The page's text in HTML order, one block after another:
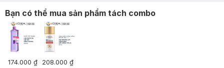
Bạn có thể mua sản phẩm tách combo
174.000 ₫ 208.000 ₫